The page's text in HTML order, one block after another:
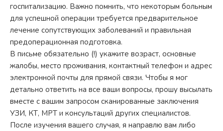
госпитализацию. Важно помнить, что некоторым больным
для успешной операции требуется предварительное
лечение сопутствующих заболеваний и правильная
предоперационная подготовка.
В письме обязательно (!) укажите возраст, основные
жалобы, место проживания, контактный телефон и адрес
электронной почты для прямой связи. Чтобы я мог
детально ответить на все ваши вопросы, прошу высылать
вместе с вашим запросом сканированные заключения
УЗИ, КТ, МРТ и консультаций других специалистов.
После изучения вашего случая, я направлю вам либо